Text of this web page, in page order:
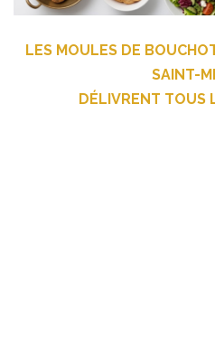
LES MOULES DE
SAINT-
DÉLIVRENT TOUS